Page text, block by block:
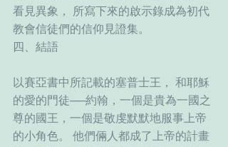
看見異象， 所寫下來的啟示錄成為初代
教會信徒們的信仰見證集。
四、結語
以賽亞書中所記載的塞普士王， 和耶穌
的愛的門徒──約翰，一個是貴為一國之
尊的國王，一個是敬虔默默地服事上帝
的小角色。 他們倆人都成了上帝的計畫